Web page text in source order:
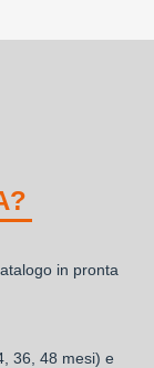
in pronta
36, 48 mesi) e